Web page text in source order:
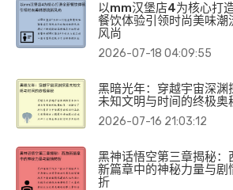
以mm汉堡店4为核心打
餐饮体验引领时尚美味潮
风尚
2026-07-18 04:09:55
黑暗光年：穿越宇宙深渊
未知文明与时间的终极奥
2026-07-16 21:03:12
黑神话悟空第三章揭秘：
新篇章中的神秘力量与剧
折